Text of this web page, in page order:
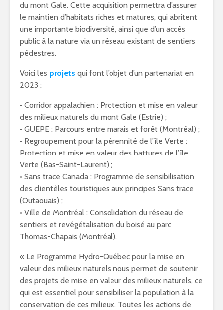
du mont Gale. Cette acquisition permettra d’assurer
le maintien d’habitats riches et matures, qui abritent
une importante biodiversité, ainsi que d’un accès
public à la nature via un réseau existant de sentiers
pédestres.
Voici les projets qui font l’objet d’un partenariat en
2023 :
• Corridor appalachien : Protection et mise en valeur
des milieux naturels du mont Gale (Estrie) ;
• GUEPE : Parcours entre marais et forêt (Montréal) ;
• Regroupement pour la pérennité de l’île Verte :
Protection et mise en valeur des battures de l’île
Verte (Bas-Saint-Laurent) ;
• Sans trace Canada : Programme de sensibilisation
des clientèles touristiques aux principes Sans trace
(Outaouais) ;
• Ville de Montréal : Consolidation du réseau de
sentiers et revégétalisation du boisé au parc
Thomas-Chapais (Montréal).
« Le Programme Hydro-Québec pour la mise en
valeur des milieux naturels nous permet de soutenir
des projets de mise en valeur des milieux naturels, ce
qui est essentiel pour sensibiliser la population à la
conservation de ces milieux. Toutes les actions de